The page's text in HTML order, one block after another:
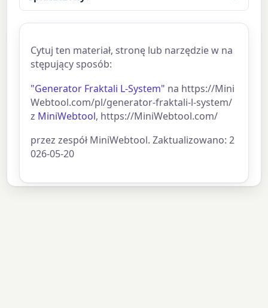
Cytuj ten materiał, stronę lub narzędzie w na
stępujący sposób:
"Generator Fraktali L-System" na https://Mini
Webtool.com/pl/generator-fraktali-l-system/
z MiniWebtool, https://MiniWebtool.com/
przez zespół MiniWebtool. Zaktualizowano: 2
026-05-20